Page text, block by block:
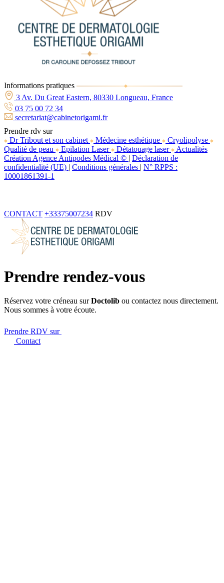
Informations pratiques
3 Av. Du Great Eastern, 80330 Longueau, France
03 75 00 72 34
secretariat@cabinetorigami.fr
Prendre rdv sur
Dr Tribout et son cabinet
Médecine esthétique
Cryolipolyse
Qualité de peau
Epilation Laser Détatouage laser
Actualités
Création Agence Antipodes Médical © | Déclaration de
confidentialité (UE) | Conditions générales | N° RPPS :
10001861391-1
CONTACT +33375007234 RDV
Prendre rendez-vous
Réservez votre créneau surDoctolib ou contactez nous directement.
Nous sommes à votre écoute.
Prendre RDV sur
Contact